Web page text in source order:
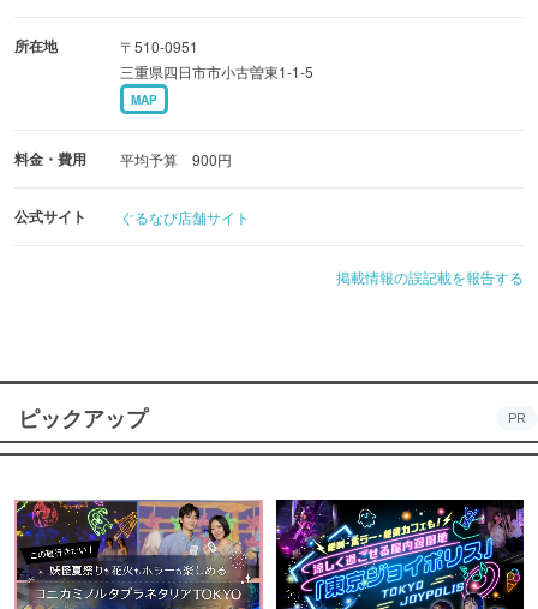
所在地
〒510-0951
三重県四日市市小古曽東1-1-5
MAP
料金・費用 平均予算 900円
公式サイト ぐるなび店舗サイト
掲載情報の誤記載を報告する
ピックアップ PR